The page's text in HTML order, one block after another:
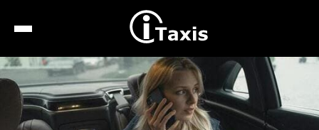
Recherche
Calcul de tarif
Taxis conventionnés